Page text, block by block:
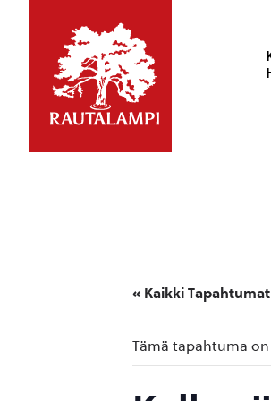
« Kaikki Tapahtumat
Tämä tapahtuma